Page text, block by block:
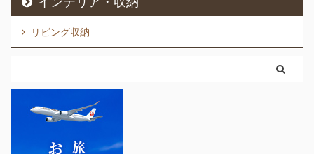
リビング収納